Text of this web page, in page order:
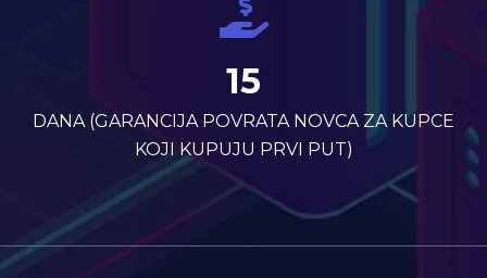
15
DANA (GARANCIJA POVRATA NOVCA ZA KUPCE
KOJI KUPUJU PRVI PUT)